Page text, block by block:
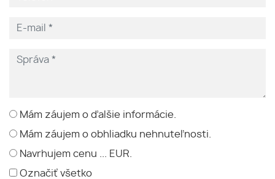
Mám záujem o ďalšie informácie.
Mám záujem o obhliadku nehnuteľnosti.
Navrhujem cenu ... EUR.
Označiť všetko